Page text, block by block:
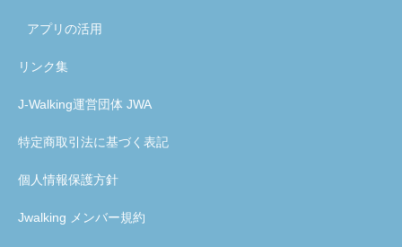
アプリの活用
リンク集
J-Walking運営団体 JWA
特定商取引法に基づく表記
個人情報保護方針
Jwalking メンバー規約